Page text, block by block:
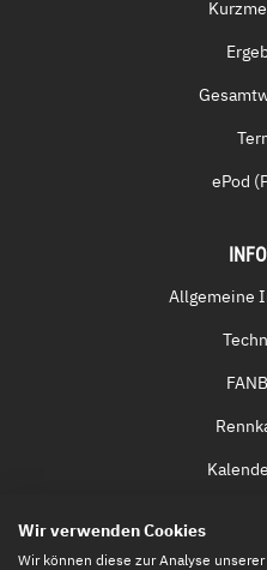
ePod
Allgemeine
Wir verwenden Cookies
Wir können diese zur Analyse